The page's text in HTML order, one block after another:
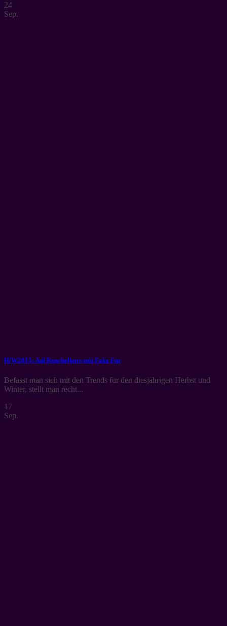
24
Sep.
H/W2015: Auf Kuschelkurs mit Fake Fur
Befasst man sich mit den Trends für den diesjährigen Herbst und
Winter, stellt man recht...
17
Sep.